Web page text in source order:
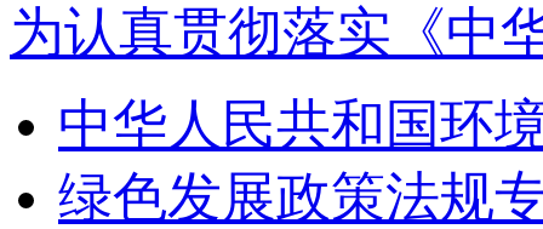
为认真贯彻落实《中
中华人民共和国环
绿色发展政策法规